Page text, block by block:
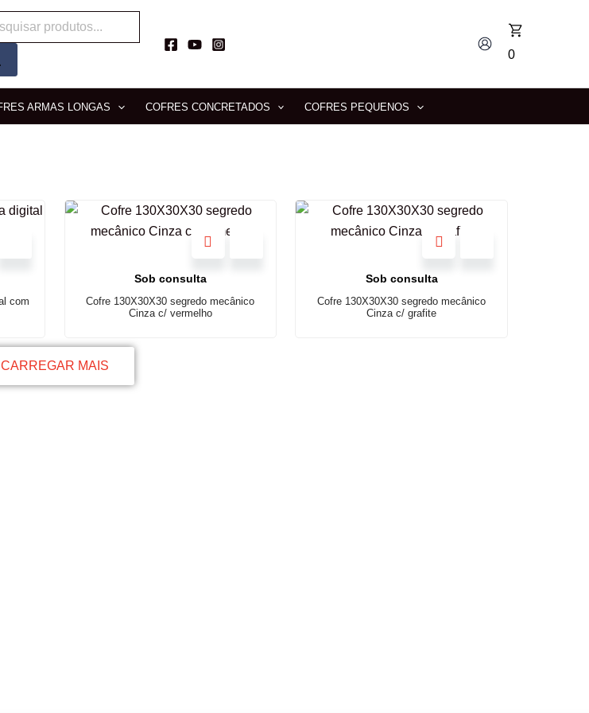
0
ARMAS LONGAS COFRES CONCRETADOS COFRES PEQUENOS
com
Sob consulta
Cofre 130X30X30 segredo mecânico
Cinza c/ vermelho
Sob consulta
Cofre 130X30X30 segredo mecânico
Cinza c/ grafite
CARREGAR MAIS